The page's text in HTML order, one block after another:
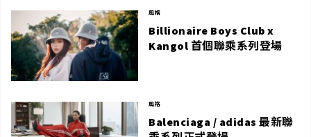
風格
Billionaire Boys Club x
Kangol 首個聯乘系列登場
風格
Balenciaga / adidas 最新聯